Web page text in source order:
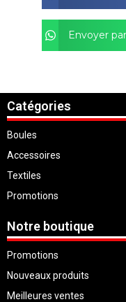
Envoyer
Catégories
Boules
Accessoires
Textiles
Promotions
Notre boutique
Promotions
Nouveaux produits
Meilleures ventes